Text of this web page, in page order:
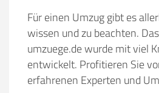
Für einen Umzug gibt es
wissen und zu beachten.
umzuege.de wurde mit viel
entwickelt. Profitieren Sie
erfahrenen Experten und